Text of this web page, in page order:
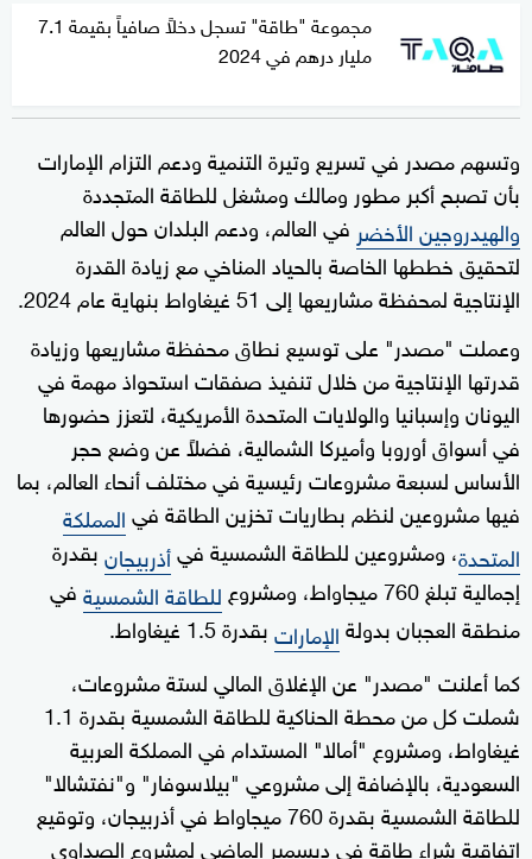
مجموعة "طاقة" تسجل دخلاً صافياً بقيمة 7.1
مليار درهم في 2024
وتسهم مصدر في تسريع وتيرة التنمية ودعم التزام الإمارات
بأن تصبح أكبر مطور ومالك ومشغل للطاقة المتجددة
والهيدروجين الأخضر في العالم، ودعم البلدان حول العالم
لتحقيق خططها الخاصة بالحياد المناخي مع زيادة القدرة
الإنتاجية لمحفظة مشاريعها إلى 51 غيغاواط بنهاية عام 2024.
وعملت "مصدر" على توسيع نطاق محفظة مشاريعها وزيادة
قدرتها الإنتاجية من خلال تنفيذ صفقات استحواذ مهمة في
اليونان وإسبانيا والولايات المتحدة الأمريكية، لتعزز حضورها
في أسواق أوروبا وأميركا الشمالية، فضلاً عن وضع حجر
الأساس لسبعة مشروعات رئيسية في مختلف أنحاء العالم، بما
فيها مشروعين لنظم بطاريات تخزين الطاقة فيالمملكة
المتحدة، ومشروعين للطاقة الشمسية فيأذربيجانبقدرة
إجمالية تبلغ 760 ميجاواط، ومشروع
للطاقة الشمسيةفي
منطقة العجبان بدولةالإماراتبقدرة 1.5 غيغاواط.
كما أعلنت "مصدر" عن الإغلاق المالي لستة مشروعات،
شملت كل من محطة الحناكية للطاقة الشمسية بقدرة 1.1
غيغاواط، ومشروع "أمالا" المستدام في المملكة العربية
السعودية، بالإضافة إلى مشروعي "بيلاسوفار" و"نفتشالا"
للطاقة الشمسية بقدرة 760 ميجاواط في أذربيجان، وتوقيع
اتفاقية شراء طاقة في ديسمبر الماضي لمشروع الصداوي